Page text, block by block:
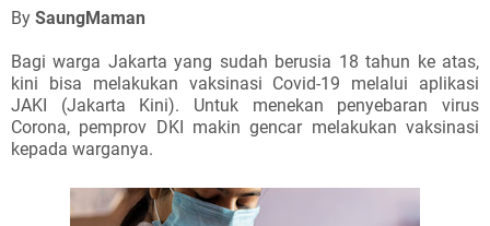
By SaungMaman
Bagi warga Jakarta yang sudah berusia 18 tahun ke atas,
kini bisa melakukan vaksinasi Covid-19 melalui aplikasi
JAKI (Jakarta Kini). Untuk menekan penyebaran virus
Corona, pemprov DKI makin gencar melakukan vaksinasi
kepada warganya.